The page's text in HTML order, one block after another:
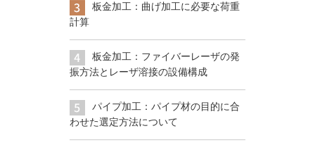
板金加工：曲げ加工に必要な荷重
計算
板金加工：ファイバーレーザの発
振方法とレーザ溶接の設備構成
パイプ加工：パイプ材の目的に合
わせた選定方法について